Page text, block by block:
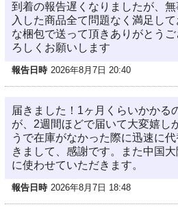
到着の報告遅くなりましたが、
入した商品全て問題なく満足し
な梱包で送って頂きありがとう
ろしくお願いします
報告日時 2026年8月7日 20:40
届きました！1ヶ月くらいかかる
が、2週間ほどで届いて大変嬉し
うで在庫がなかった際に迅速に
きまして、感謝です。また中国
に使わせていただきます。
報告日時 2026年8月7日 18:48